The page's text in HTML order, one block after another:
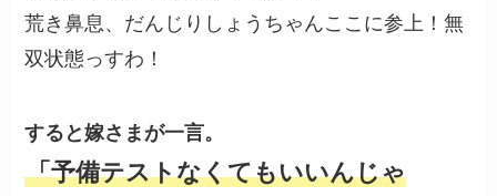
荒き鼻息、だんじりしょうちゃんここに参上！無
双状態っすわ！
すると嫁さまが一言。
「予備テストなくてもいいんじゃ